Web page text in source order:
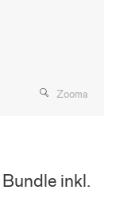
Zooma
inkl.